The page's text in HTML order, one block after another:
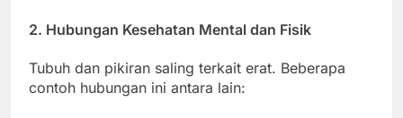
2. Hubungan Kesehatan Mental dan Fisik
Tubuh dan pikiran saling terkait erat. Beberapa
contoh hubungan ini antara lain: